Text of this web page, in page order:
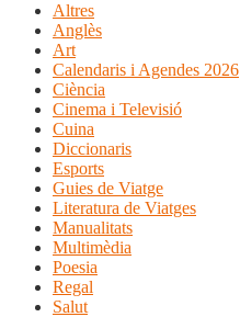
Altres
Anglès
Art
Calendaris i Agendes 2026
Ciència
Cinema i Televisió
Cuina
Diccionaris
Esports
Guies de Viatge
Literatura de Viatges
Manualitats
Multimèdia
Poesia
Regal
Salut